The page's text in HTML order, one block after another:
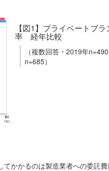
【図1】プライベートブ
率 経年比較
（複数回答・2019年
n=685）
かかるのは製造業者への委託費